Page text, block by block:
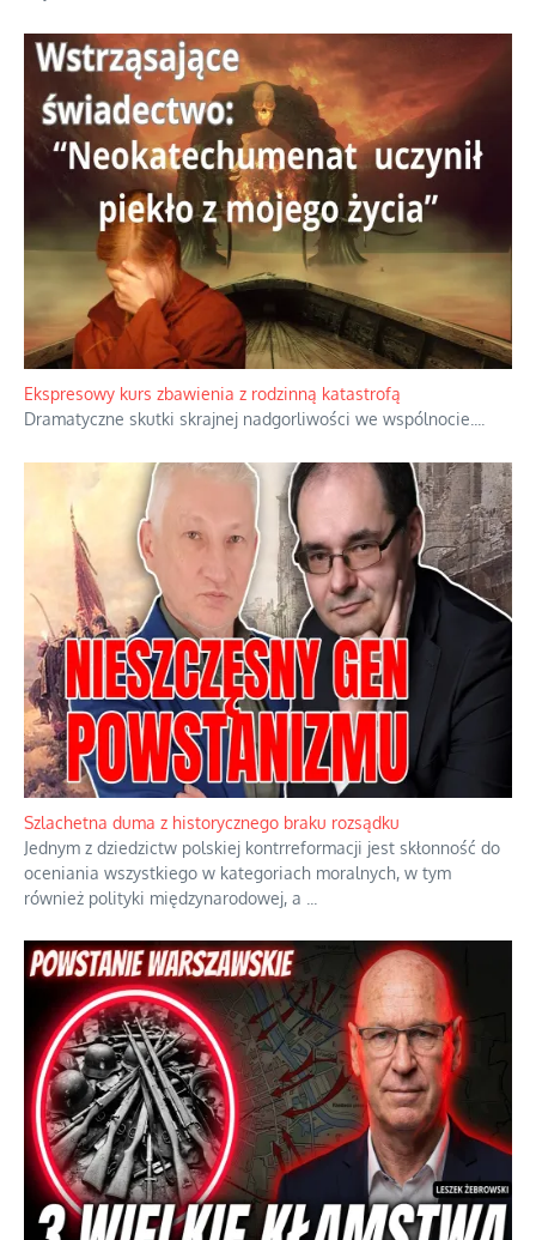
Ekspresowy kurs zbawienia z rodzinną katastrofą
Dramatyczne skutki skrajnej nadgorliwości we wspólnocie.
Szlachetna duma z historycznego braku rozsądku
Jednym z dziedzictw polskiej kontrreformacji jest skłonność do
oceniania wszystkiego w kategoriach moralnych, w tym
również polityki międzynarodowej, a